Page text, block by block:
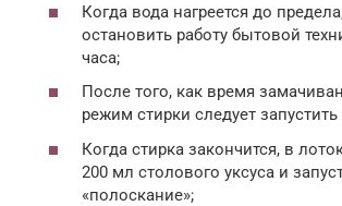
Когда вода нагреется до
остановить работу бытовой
часа;
После того, как время
режим стирки следует
Когда стирка закончится, в
200 мл столового уксуса и
«полоскание»;